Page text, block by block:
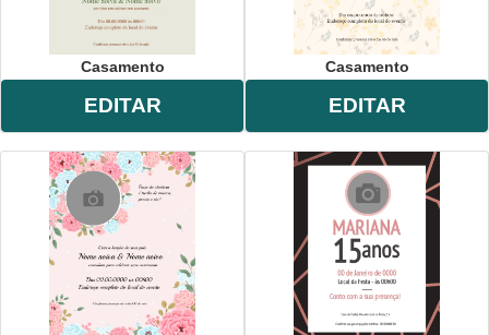
Casamento
EDITAR
Casamento
EDITAR